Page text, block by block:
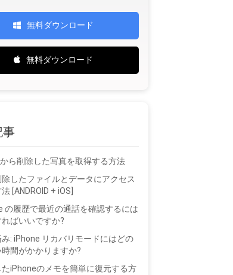
無料ダウンロード
無料ダウンロード
事
ら削除した写真を取得する方法
したファイルとデータにアクセス
[ANDROID + iOS]
の履歴で最近の通話を確認するには
ればいいですか?
: iPhone リカバリモードにはどの
時間がかかりますか?
iPhoneのメモを簡単に復元する方